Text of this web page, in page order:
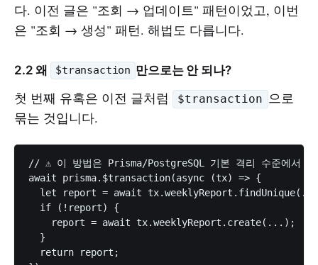
다. 이전 글은 "조회 → 업데이트" 패턴이었고, 이번
은 "조회 → 생성" 패턴. 해법도 다릅니다.
2.2 왜 $transaction 만으로는 안 되나?
첫 번째 유혹은 이전 글처럼 $transaction 으로
묶는 것입니다.
// ⚠️ 이 방법은 Prisma/PostgreSQL 기본 격리 수준에서 효
await prisma.$transaction(async (tx) => {
let report = await
  if (!report) {
    report = await tx.weeklyReport.create(...);
  }
  return report;